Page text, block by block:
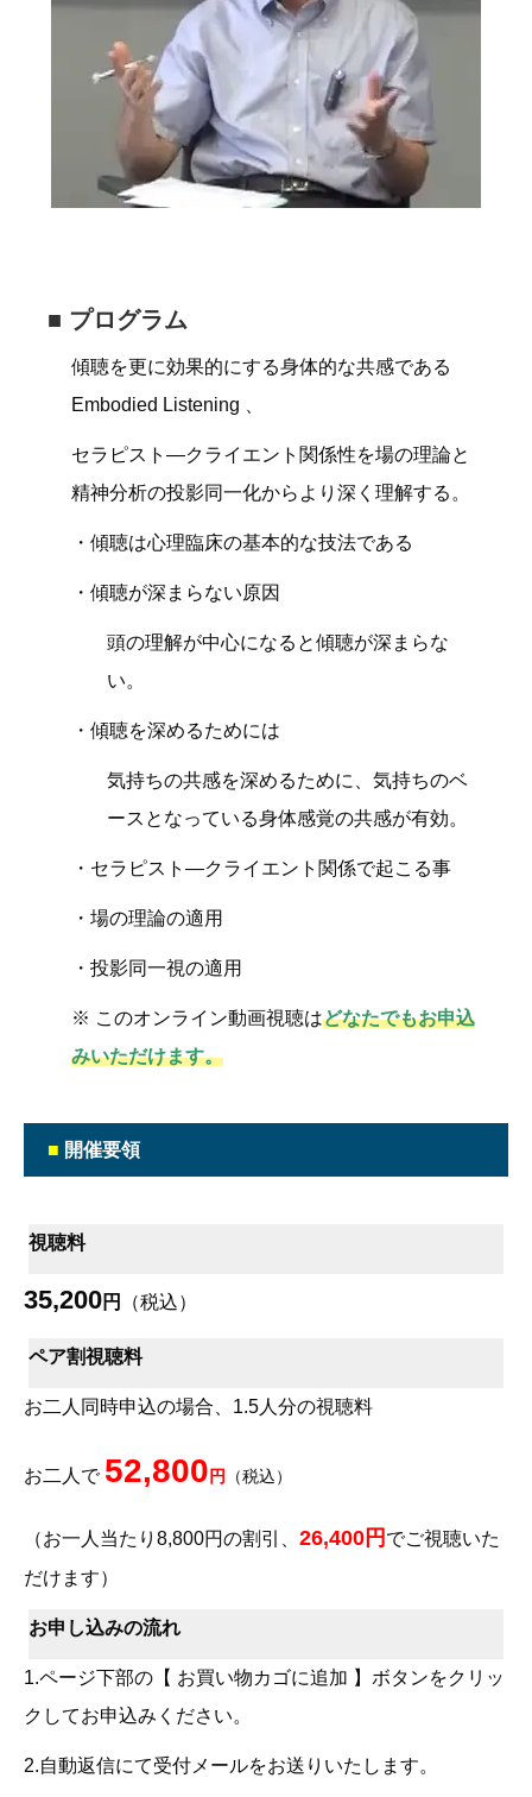
■ プログラム
傾聴を更に効果的にする身体的な共感である
Embodied Listening 、
セラピスト―クライエント関係性を場の理論と
精神分析の投影同一化からより深く理解する。
・傾聴は心理臨床の基本的な技法である
・傾聴が深まらない原因
頭の理解が中心になると傾聴が深まらな
い。
・傾聴を深めるためには
気持ちの共感を深めるために、気持ちのベ
ースとなっている身体感覚の共感が有効。
・セラピスト―クライエント関係で起こる事
・場の理論の適用
・投影同一視の適用
※ このオンライン動画視聴はどなたでもお申込
みいただけます。
■ 開催要領
視聴料
35,200円 （税込）
ペア割視聴料
お二人同時申込の場合、1.5人分の視聴料
お二人で 52,800 円 （税込）
（お一人当たり8,800円の割引、 26,400円 でご視聴いた
だけます）
お申し込みの流れ
1.ページ下部の【 お買い物カゴに追加 】ボタンをクリッ
クしてお申込みください。
2.自動返信にて受付メールをお送りいたします。